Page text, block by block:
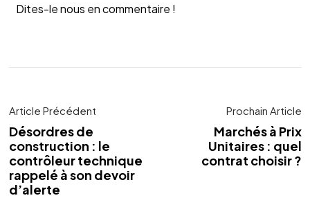
Dites-le nous en commentaire !
Article Précédent
Désordres de
construction : le
contrôleur technique
rappelé à son devoir
d’alerte
Prochain Article
Marchés à Prix
Unitaires : quel
contrat choisir ?